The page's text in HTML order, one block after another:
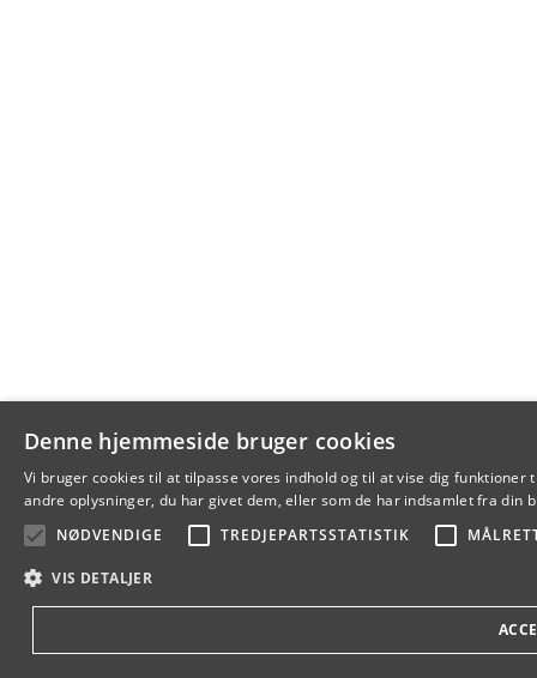
Denne hjemmeside bruger cookies
Vi bruger cookies til at tilpasse vores indhold og til at vise dig
andre oplysninger, du har givet dem, eller som de har indsamlet fra din
NØDVENDIGE
TREDJEPARTSSTATISTIK
VIS DETALJER